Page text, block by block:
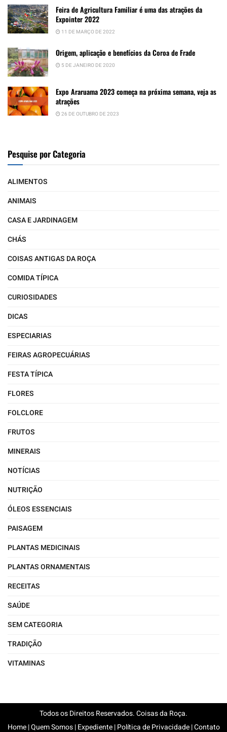
Feira de Agricultura Familiar é uma das atrações da
Expointer 2022
11 DE MARÇO DE 2022
Origem, aplicação e benefícios da Coroa de Frade
5 DE JANEIRO DE 2020
Expo Araruama 2023 começa na próxima semana, veja as
atrações
26 DE OUTUBRO DE 2023
Pesquise por Categoria
ALIMENTOS
ANIMAIS
CASA E JARDINAGEM
CHÁS
COISAS ANTIGAS DA ROÇA
COMIDA TÍPICA
CURIOSIDADES
DICAS
ESPECIARIAS
FEIRAS AGROPECUÁRIAS
FESTA TÍPICA
FLORES
FOLCLORE
FRUTOS
MINERAIS
NOTÍCIAS
NUTRIÇÃO
ÓLEOS ESSENCIAIS
PAISAGEM
PLANTAS MEDICINAIS
PLANTAS ORNAMENTAIS
RECEITAS
SAÚDE
SEM CATEGORIA
TRADIÇÃO
VITAMINAS
Todos os Direitos Reservados. Coisas da Roça.
Home|Quem Somos|Expediente|Política de Privacidade|Contato